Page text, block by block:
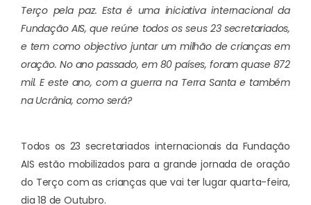
Terço pela paz. Esta é uma iniciativa internacional da
Fundação AIS, que reúne todos os seus 23 secretariados,
e tem como objectivo juntar um milhão de crianças em
oração. No ano passado, em 80 países, foram quase 872
mil. E este ano, com a guerra na Terra Santa e também
na Ucrânia, como será?
Todos os 23 secretariados internacionais da Fundação
AIS estão mobilizados para a grande jornada de oração
do Terço com as crianças que vai ter lugar quarta-feira,
dia 18 de Outubro.